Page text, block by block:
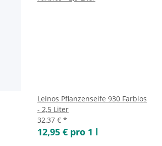
Leinos Pflanzenseife 930 Farblos
- 2,5 Liter
32,37 € *
12,95 € pro 1 l